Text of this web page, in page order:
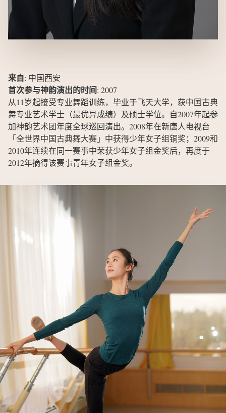
来自: 中国西安
首次参与神韵演出的时间: 2007
从11岁起接受专业舞蹈训练，毕业于飞天大学，获中国古典
舞专业艺术学士（最优异成绩）及硕士学位。自2007年起参
加神韵艺术团年度全球巡回演出。2008年在新唐人电视台
「全世界中国古典舞大赛」中获得少年女子组铜奖；2009和
2010年连续在同一赛事中荣获少年女子组金奖后，再度于
2012年摘得该赛事青年女子组金奖。